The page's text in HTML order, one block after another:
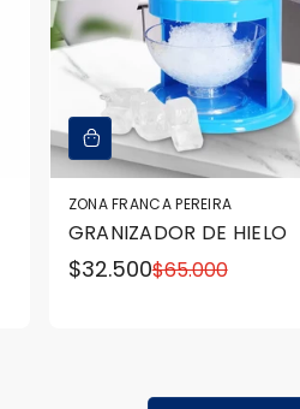
ZONA FRANCA PEREIRA
GRANIZADOR DE HIELO
Precio
$32.500
Precio
$65.000